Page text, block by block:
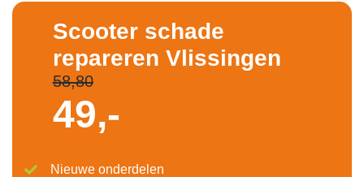
Scooter schade
repareren Vlissingen
58,80
49,-
Nieuwe onderdelen